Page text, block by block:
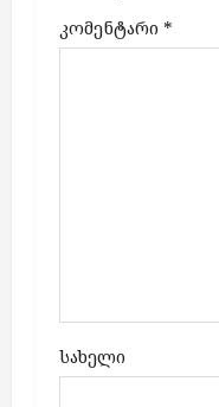
კომენტარი *
სახელი